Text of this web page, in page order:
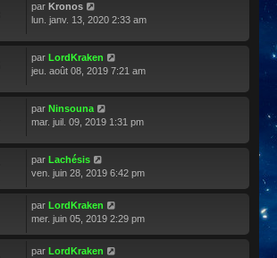
par Kronos
lun. janv. 13, 2020 2:33 am
par LordKraken
jeu. août 08, 2019 7:21 am
par Ninsouna
mar. juil. 09, 2019 1:31 pm
par Lachésis
ven. juin 28, 2019 6:42 pm
par LordKraken
mer. juin 05, 2019 2:29 pm
par LordKraken